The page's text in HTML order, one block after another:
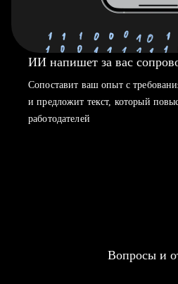
ИИ напишет за вас
Сопоставит ваш опыт с
и предложит текст, который
работодателей
Вопросы и